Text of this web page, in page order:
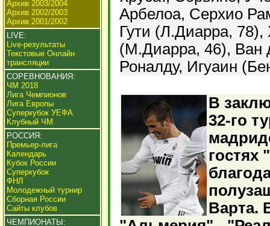
Архив 2003/2004
Архив 2002/2003
Архив 2001/2002
LIVE:
Live-результаты
Текстовые Онлайн
трансляции
СОРЕВНОВАНИЯ:
ЧМ 2018
Лига Чемпионов
Лига Европы
Суперкубок УЕФА
Клубный ЧМ
РОССИЯ:
Премьер-лига
Календарь
Кубок России
Суперкубок
ФНЛ
Молодежный турнир
Сборная России
Сайты клубов
ЧЕМПИОНАТЫ:
Арбелоа, Серхио
Гути (Л.Диарра, 78),
(М.Диарра, 46), Ван
Роналду, Игуаин
В
32-го
гостях
Варта.